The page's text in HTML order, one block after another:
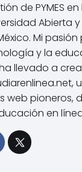
de PYMES en
Abierta
Mi pasión
y la
llevado a
web pioneros,
en